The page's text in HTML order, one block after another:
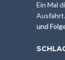
Ein Mal
und